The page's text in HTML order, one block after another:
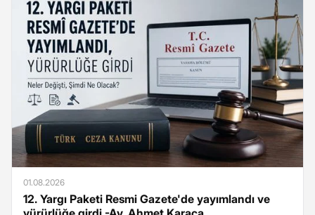
01.08.2026
12. Yargı Paketi Resmi Gazete'de yayımlandı ve